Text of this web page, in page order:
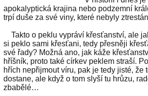
apokalyptická krajina nebo podzemní
trpí duše za své viny, které nebyly
Takto o peklu vypráví křesťanství, ale
si peklo sami křesťani, tedy přesněji
své řady? Možná ano, jak káže
hříšník, proto také církev peklem straší.
hřích nepřijmout víru, pak je tedy jisté, že
dostane, ale když o tom slyší tu hrůzu,
zbabělé…